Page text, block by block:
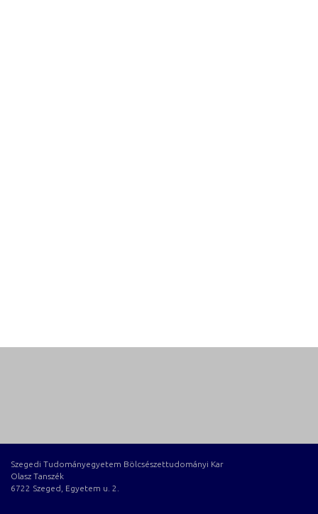
Szegedi Tudományegyetem Bölcsészettudományi Kar
Olasz Tanszék
6722 Szeged, Egyetem u. 2.